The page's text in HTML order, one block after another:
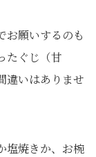
お願いするのも
たぐじ（甘
違いはありませ
塩焼きか、お椀